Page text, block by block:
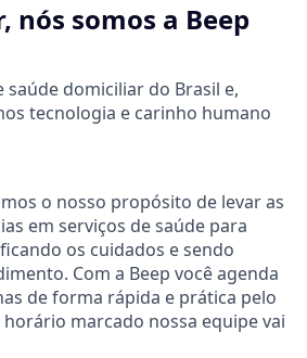
nós somos a Beep
saúde domiciliar do Brasil e,
tecnologia e carinho humano
o nosso propósito de levar as
em serviços de saúde para
os cuidados e sendo
Com a Beep você agenda
de forma rápida e prática pelo
marcado nossa equipe vai